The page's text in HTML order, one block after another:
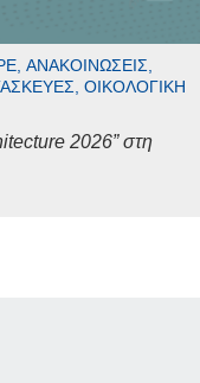
ΑΝΑΚΟΙΝΏΣΕΙΣ,
ΟΙΚΟΛΟΓΙΚΉ
2026” στη